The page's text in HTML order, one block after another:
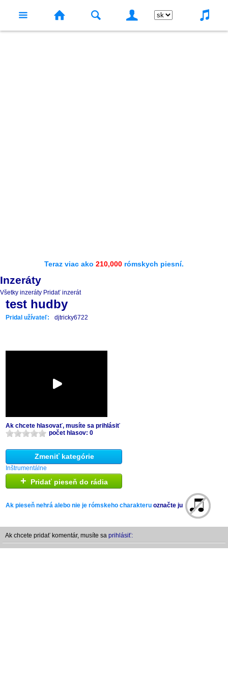
Teraz viac ako 210,000 rómskych piesní.
Inzeráty
Všetky inzeráty Pridať inzerát
test hudby
Pridal užívateľ: djtricky6722
Ak chcete hlasovať, musíte sa prihlásiť
počet hlasov: 0
Zmeniť kategórie
Inštrumentálne
+ Pridať pieseň do rádia
Ak pieseň nehrá alebo nie je rómskeho charakteru označte ju
Ak chcete pridať komentár, musíte sa prihlásiť: